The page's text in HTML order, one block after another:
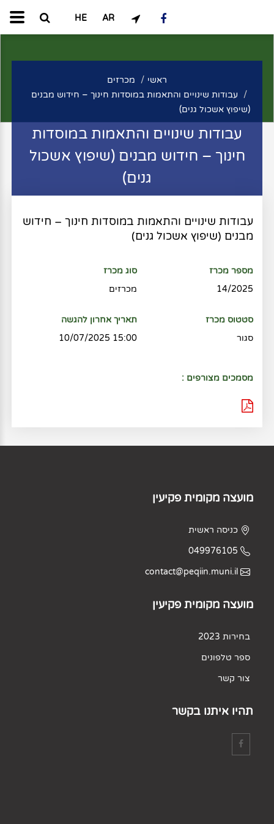
AR
HE
ראשי
מכרזים
עבודות שינויים והתאמות במוסדות חינוך – חידוש מבנים
(שיפוץ אשכול גנים)
עבודות שינויים והתאמות במוסדות
חינוך – חידוש מבנים (שיפוץ אשכול
גנים)
עבודות שינויים והתאמות במוסדות חינוך – חידוש
מבנים (שיפוץ אשכול גנים)
מספר מכרז
14/2025
סוג מכרז
מכרזים
סטטוס מכרז
סגור
תאריך אחרון להגשה
15:00 10/07/2025
מסמכים מצורפים :
מועצה מקומית פקיעין
כניסה ראשית
049976105
contact@peqiin.muni.il
מועצה מקומית פקיעין
בחירות 2023
ספר טלפונים
צור קשר
תהיו איתנו בקשר